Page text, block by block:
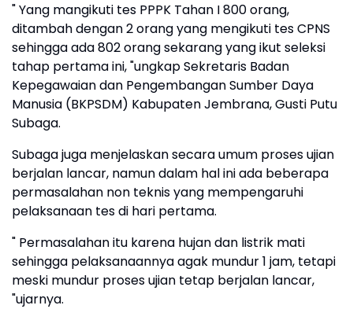
" Yang mangikuti tes PPPK Tahan I 800 orang,
ditambah dengan 2 orang yang mengikuti tes CPNS
sehingga ada 802 orang sekarang yang ikut seleksi
tahap pertama ini, "ungkap Sekretaris Badan
Kepegawaian dan Pengembangan Sumber Daya
Manusia (BKPSDM) Kabupaten Jembrana, Gusti Putu
Subaga.
Subaga juga menjelaskan secara umum proses ujian
berjalan lancar, namun dalam hal ini ada beberapa
permasalahan non teknis yang mempengaruhi
pelaksanaan tes di hari pertama.
" Permasalahan itu karena hujan dan listrik mati
sehingga pelaksanaannya agak mundur 1 jam, tetapi
meski mundur proses ujian tetap berjalan lancar,
"ujarnya.